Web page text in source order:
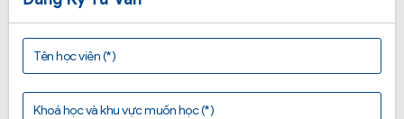
Tên học viên (*)
Khoá học và khu vực muốn học (*)